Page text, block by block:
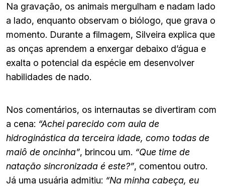
Na gravação, os animais mergulham e nadam lado
a lado, enquanto observam o biólogo, que grava o
momento. Durante a filmagem, Silveira explica que
as onças aprendem a enxergar debaixo d’água e
exalta o potencial da espécie em desenvolver
habilidades de nado.
Nos comentários, os internautas se divertiram com
a cena: “Achei parecido com aula de
hidroginástica da terceira idade, como todas de
maiô de oncinha”, brincou um. “Que time de
natação sincronizada é este?”, comentou outro.
Já uma usuária admitiu: “Na minha cabeça, eu